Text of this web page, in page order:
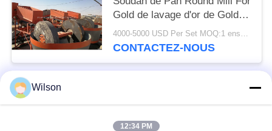
Gold de lavage d'or de Gold
Mill Machine de broyeur
4000-5000 USD Per Set MOQ:1 ensemble
CONTACTEZ-NOUS
Catégories populaires
Wilson
12:34 PM